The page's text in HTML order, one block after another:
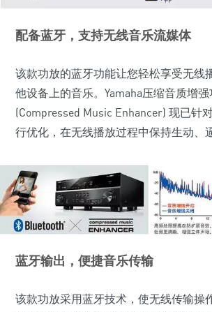
配备蓝牙，支持无线音乐流媒体
该款功放的蓝牙功能让您轻松享受无线
他设备上的音乐。Yamaha压缩音质增
(Compressed Music Enhancer) 现已针
行优化，在无线播放过程中保持生动、
蓝牙输出，便捷音乐传输
该款功放采用蓝牙技术，使无线传输操